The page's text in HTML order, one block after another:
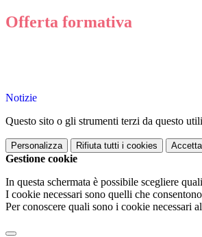
Offerta formativa
Notizie
Questo sito o gli strumenti terzi da questo
Personalizza Rifiuta tutti i cookies
Gestione cookie
In questa schermata è possibile scegliere
I cookie necessari sono quelli che
Per conoscere quali sono i cookie necessari